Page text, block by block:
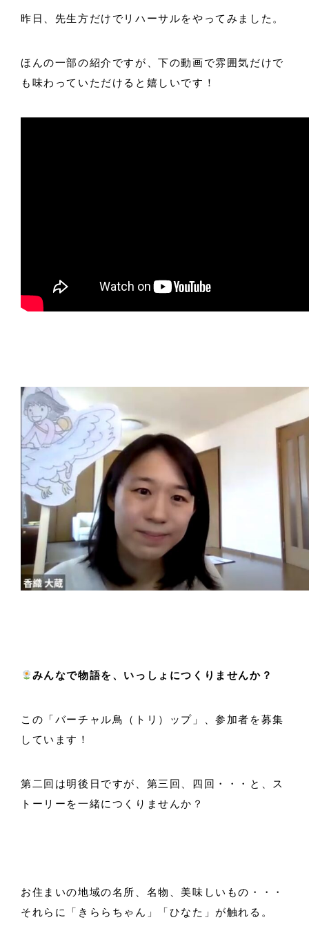
昨日、先生方だけでリハーサルをやってみました。
ほんの一部の紹介ですが、下の動画で雰囲気だけで
も味わっていただけると嬉しいです！
みんなで物語を、いっしょにつくりませんか？
この「バーチャル鳥（トリ）ップ」、参加者を募集
しています！
第二回は明後日ですが、第三回、四回・・・と、ス
トーリーを一緒につくりませんか？
お住まいの地域の名所、名物、美味しいもの・・・
それらに「きららちゃん」「ひなた」が触れる。